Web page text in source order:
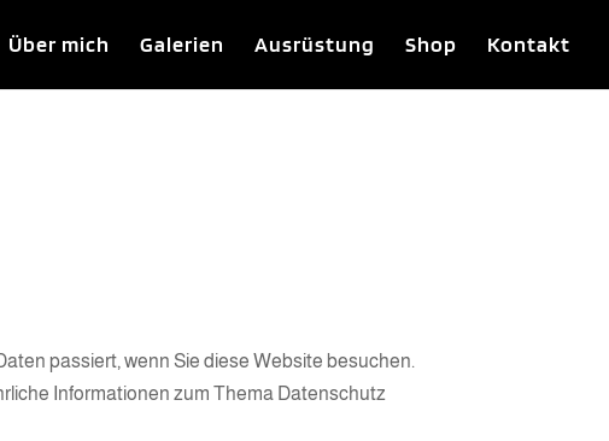
Über mich Galerien Ausrüstung Shop Kontakt
passiert, wenn Sie diese Website besuchen.
Informationen zum Thema Datenschutz